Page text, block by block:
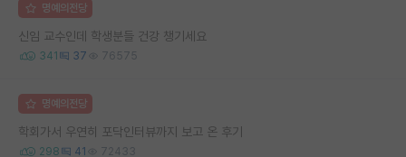
명예의전당
신임 교수인데 학생분들 건강 챙기세요
341 37 76575
명예의전당
학회가서 우연히 포닥인터뷰까지 보고 온 후기
298 41 72433